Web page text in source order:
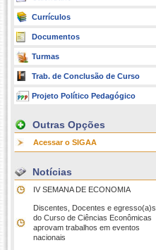
Currículos
Documentos
Turmas
Trab. de Conclusão de Curso
Projeto Político Pedagógico
Outras Opções
Acessar o SIGAA
Notícias
IV SEMANA DE ECONOMIA
Discentes, Docentes e egresso(a)s
do Curso de Ciências Econômicas
aprovam trabalhos em eventos
nacionais